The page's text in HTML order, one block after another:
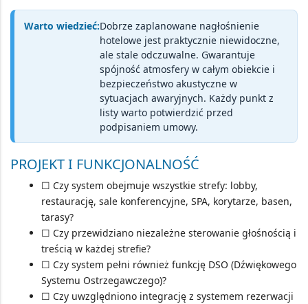
Warto wiedzieć:Dobrze zaplanowane nagłośnienie
hotelowe jest praktycznie niewidoczne,
ale stale odczuwalne. Gwarantuje
spójność atmosfery w całym obiekcie i
bezpieczeństwo akustyczne w
sytuacjach awaryjnych. Każdy punkt z
listy warto potwierdzić przed
podpisaniem umowy.
PROJEKT I FUNKCJONALNOŚĆ
☐ Czy system obejmuje wszystkie strefy: lobby,
restaurację, sale konferencyjne, SPA, korytarze, basen,
tarasy?
☐ Czy przewidziano niezależne sterowanie głośnością i
treścią w każdej strefie?
☐ Czy system pełni również funkcję DSO (Dźwiękowego
Systemu Ostrzegawczego)?
☐ Czy uwzględniono integrację z systemem rezerwacji